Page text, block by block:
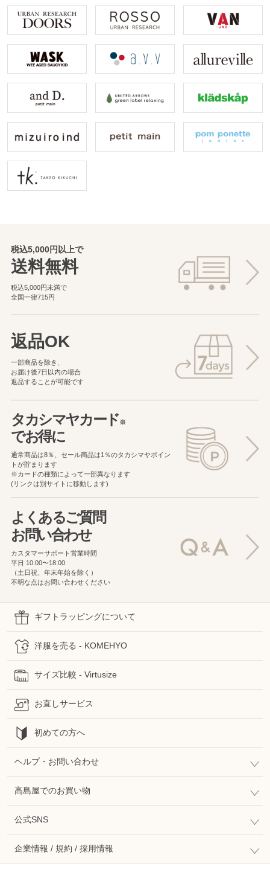
税込5,000円以上で
送料無料
税込5,000円未満で
全国一律715円
返品OK
一部商品を除き、
お届け後7日以内の場合
返品することが可能です
タカシマヤカード※
でお得に
通常商品は8％、セール商品は1％のタカシマヤポイン
トが貯まります
※カードの種類によって一部異なります
(リンクは別サイトに移動します)
よくあるご質問
お問い合わせ
カスタマーサポート営業時間
平日 10:00〜18:00
（土日祝、年末年始を除く）
不明な点はお問い合わせください
ギフトラッピングについて
洋服を売る - KOMEHYO
サイズ比較 - Virtusize
お直しサービス
初めての方へ
ヘルプ・お問い合わせ
高島屋でのお買い物
公式SNS
企業情報 / 規約 / 採用情報